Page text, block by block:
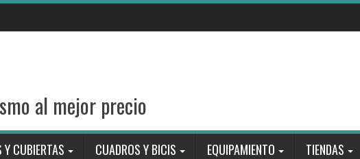
al mejor precio
Y CUBIERTAS CUADROS Y BICIS EQUIPAMIENTO TIENDAS